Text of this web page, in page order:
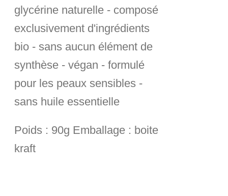
glycérine naturelle - composé
exclusivement d'ingrédients
bio - sans aucun élément de
synthèse - végan - formulé
pour les peaux sensibles -
sans huile essentielle
Poids : 90g Emballage : boite
kraft